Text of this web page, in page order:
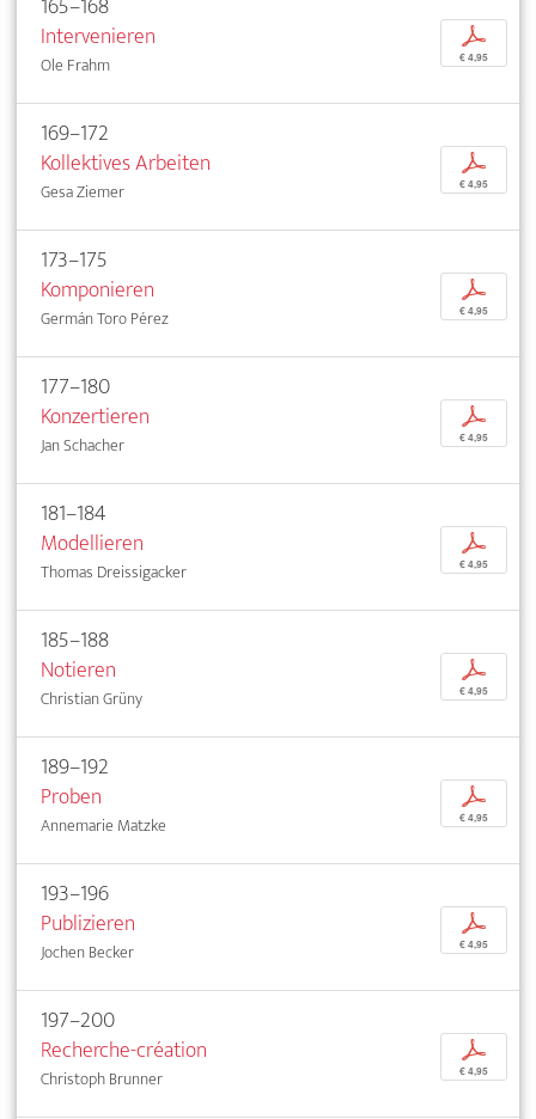
Intervenieren
Ole Frahm
p
€ 4,95
169–172
Kollektives Arbeiten
Gesa Ziemer
p
€ 4,95
173–175
Komponieren
Germán Toro Pérez
p
€ 4,95
177–180
Konzertieren
Jan Schacher
p
€ 4,95
181–184
Modellieren
Thomas Dreissigacker
p
€ 4,95
185–188
Notieren
Christian Grüny
p
€ 4,95
189–192
Proben
Annemarie Matzke
p
€ 4,95
193–196
Publizieren
Jochen Becker
p
€ 4,95
197–200
Recherche-création
Christoph Brunner
p
€ 4,95